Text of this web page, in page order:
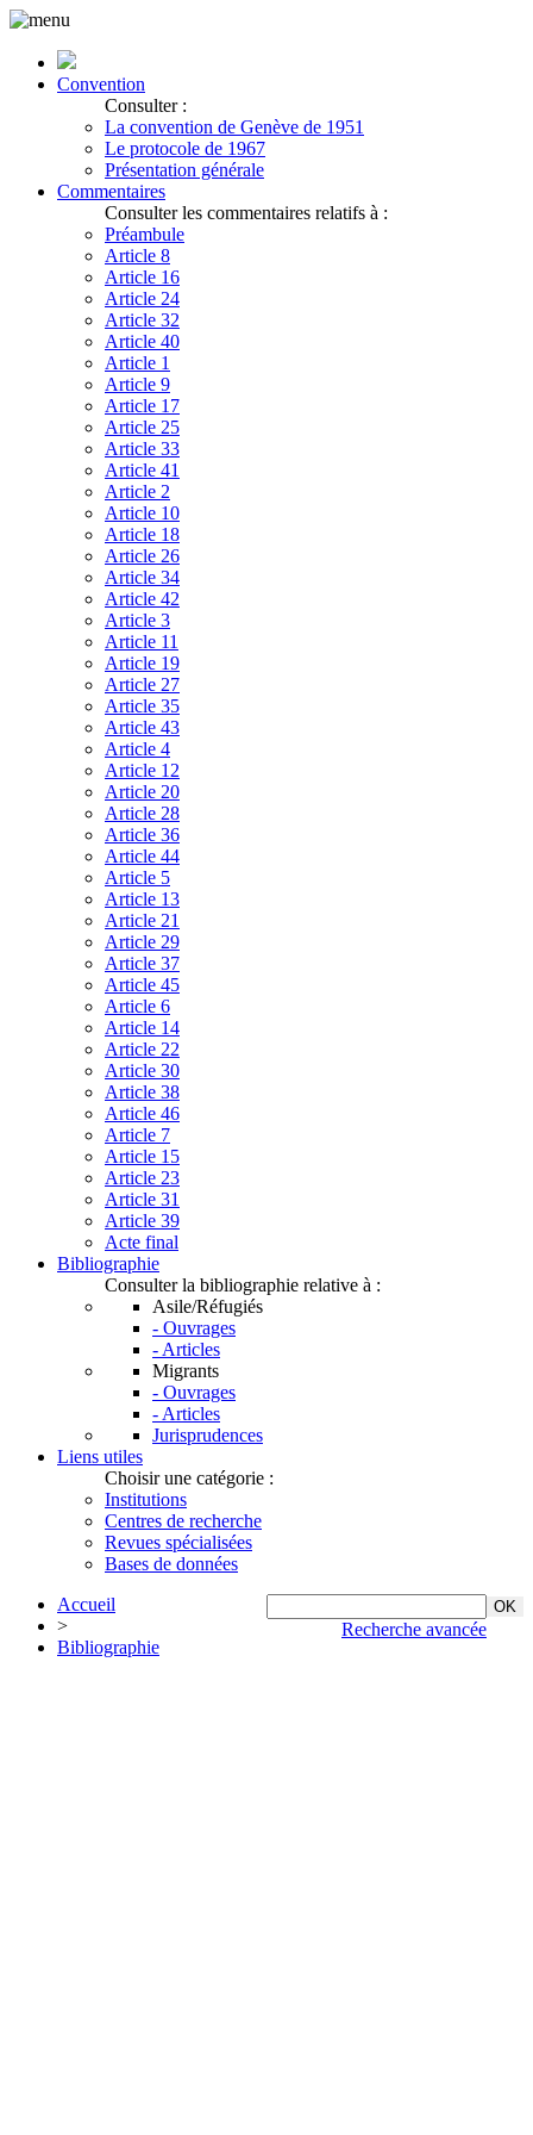
Convention
Consulter :
La convention de Genève de 1951
Le protocole de 1967
Présentation générale
Commentaires
Consulter les commentaires relatifs à :
Préambule
Article 8
Article 16
Article 24
Article 32
Article 40
Article 1
Article 9
Article 17
Article 25
Article 33
Article 41
Article 2
Article 10
Article 18
Article 26
Article 34
Article 42
Article 3
Article 11
Article 19
Article 27
Article 35
Article 43
Article 4
Article 12
Article 20
Article 28
Article 36
Article 44
Article 5
Article 13
Article 21
Article 29
Article 37
Article 45
Article 6
Article 14
Article 22
Article 30
Article 38
Article 46
Article 7
Article 15
Article 23
Article 31
Article 39
Acte final
Bibliographie
Consulter la bibliographie relative à :
Asile/Réfugiés
- Ouvrages
- Articles
Migrants
- Ouvrages
- Articles
Jurisprudences
Liens utiles
Choisir une catégorie :
Institutions
Centres de recherche
Revues spécialisées
Bases de données
Recherche avancée
Accueil
>
Bibliographie